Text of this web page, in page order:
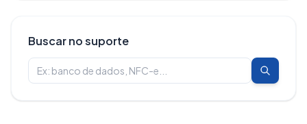
Buscar no suporte